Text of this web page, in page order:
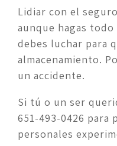
Lidiar con el
aunque hagas
debes luchar para
almacenamiento.
un accidente.
Si tú o un ser
651-493-0426 para
personales